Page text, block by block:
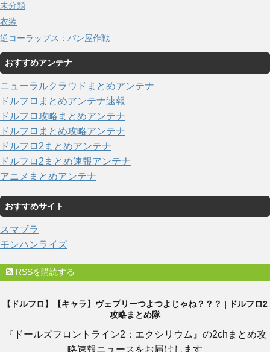
未分類
衣装
逆コーラップス：パン屋作戦
おすすめアンテナ
ニューラルクラウドまとめアンテナ
ドルフロまとめアンテナ速報
ドルフロ攻略まとめアンテナ
ドルフロまとめ攻略アンテナ
ドルフロ2まとめアンテナ
ドルフロ2まとめ速報アンテナ
アニメまとめアンテナ
おすすめサイト
スマブラ
モンハンライズ
RSSを購読する
【ドルフロ】【キャラ】ヴェプリーつよつよじゃね？？？ | ドルフロ2
攻略まとめ隊
『ドールズフロントライン2：エクシリウム』の2chまとめ攻
略速報ニュースをお届けします